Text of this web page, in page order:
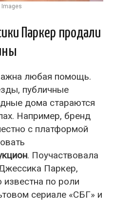
Images
Паркер продали
любая помощь.
публичные
дома стараются
Например, бренд
с платформой
. Поучаствовала
Паркер,
по роли
сериале «СБГ» и